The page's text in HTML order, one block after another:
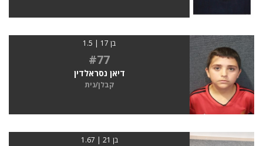
בן 17 | 1.5
#77
דיאן נסראלדין
קבלן/נית
בן 21 | 1.67